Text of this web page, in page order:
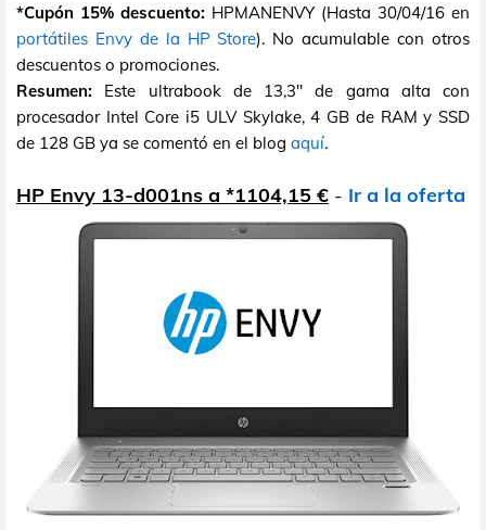
*Cupón 15% descuento: HPMANENVY (Hasta 30/04/16 en
portátiles Envy de la HP Store). No acumulable con otros
descuentos o promociones.
Resumen: Este ultrabook de 13,3" de gama alta con
procesador Intel Core i5 ULV Skylake, 4 GB de RAM y SSD
de 128 GB ya se comentó en el blog aquí.
HP Envy 13-d001ns a *1104,15 € - Ir a la oferta